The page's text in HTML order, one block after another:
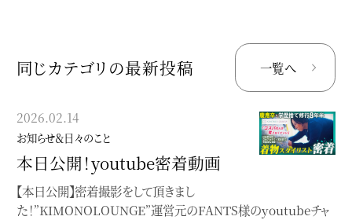
同じカテゴリの最新投稿 一覧へ
2026.02.14
お知らせ＆日々のこと
本日公開！youtube密着動画
【本日公開】密着撮影をして頂きまし
た！”KIMONOLOUNGE”運営元のFANTS様のyoutubeチャ
2023.02.07
お知らせ＆日々のこと
Instagramのご案内
最新情報はInstagramに掲載しています